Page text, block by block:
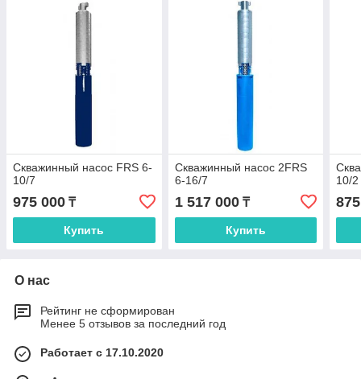
Скважинный насос FRS 6-
10/7
975 000 ₸
Купить
Скважинный насос 2FRS
6-16/7
1 517 000₸
Купить
10/2
О нас
Рейтинг не сформирован
Менее 5 отзывов за последний год
Работает с 17.10.2020